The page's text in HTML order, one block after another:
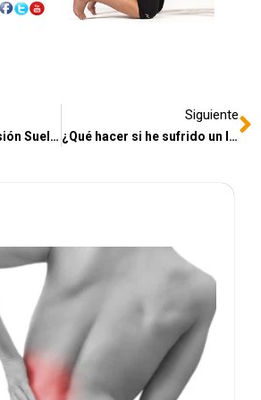
DEMO Ecógrafo Sesión Suelo Pélvico
Siguiente
¿Qué hacer si he sufrido un latigazo cervical?